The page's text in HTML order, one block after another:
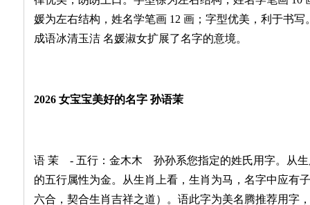
媛为左右结构，姓名学笔画 12 画；字型优美，利于书
成语冰清玉洁 名媛淑女扩展了名字的意境。
2026 女宝宝美好的名字 孙语茉
语 茉 - 五行：金木木 孙孙系您指定的姓氏用字。从生
的五行属性为金。从生肖上看，生肖为马，名字中应有
六合，契合生肖吉祥之道）。语此字为美名腾推荐用字